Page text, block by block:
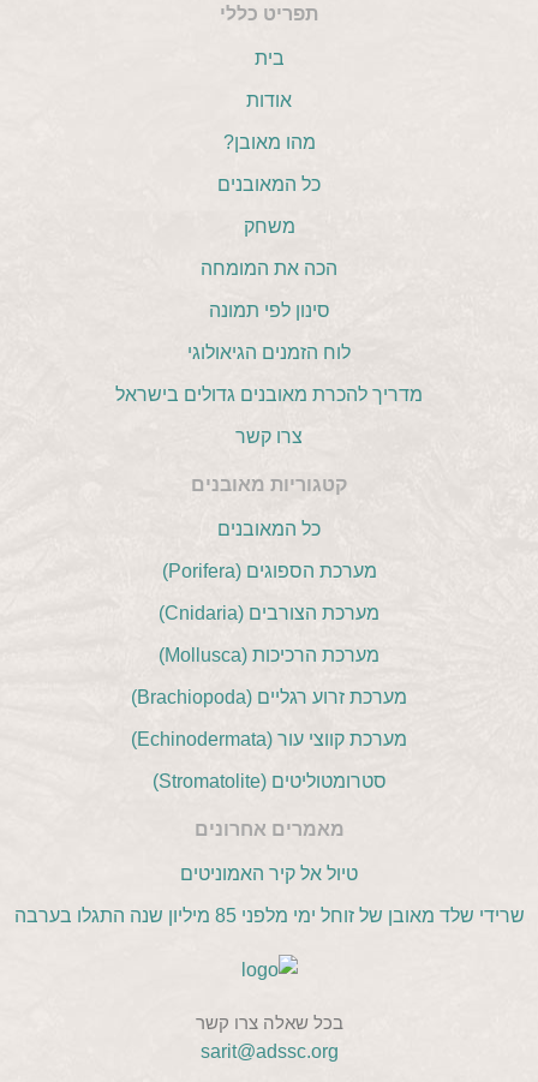
תפריט כללי
בית
אודות
מהו מאובן?
כל המאובנים
משחק
הכה את המומחה
סינון לפי תמונה
לוח הזמנים הגיאולוגי
מדריך להכרת מאובנים גדולים בישראל
צרו קשר
קטגוריות מאובנים
כל המאובנים
מערכת הספוגים (Porifera)
מערכת הצורבים (Cnidaria)
מערכת הרכיכות (Mollusca)
מערכת זרוע רגליים (Brachiopoda)
מערכת קווצי עור (Echinodermata)
סטרומטוליטים (Stromatolite)
מאמרים אחרונים
טיול אל קיר האמוניטים
שרידי שלד מאובן של זוחל ימי מלפני 85 מיליון שנה התגלו בערבה
בכל שאלה צרו קשר
sarit@adssc.org